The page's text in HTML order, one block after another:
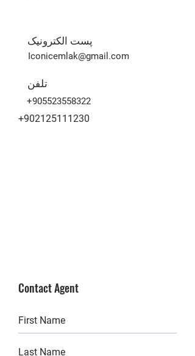
پست الکترونیک
Iconicemlak@gmail.com
تلفن
+905523558322
+902125111230
Contact Agent